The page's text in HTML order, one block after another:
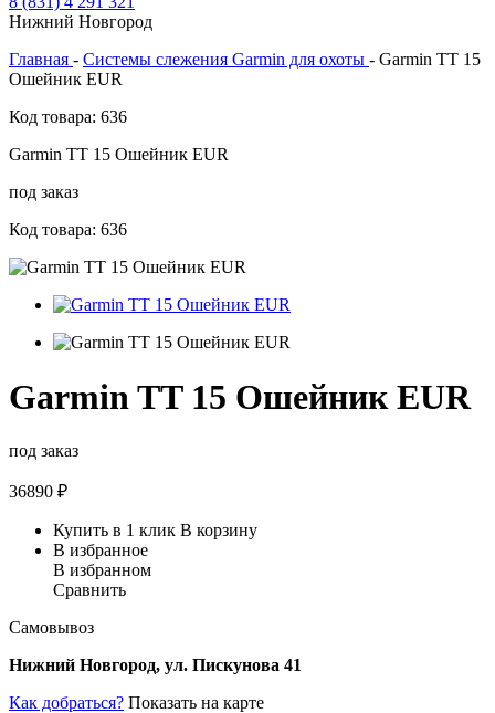
Нижний Новгород
Главная - Системы слежения Garmin для охоты - Garmin TT 15
Ошейник EUR
Код товара: 636
Garmin TT 15 Ошейник EUR
под заказ
Код товара: 636
Garmin TT 15 Ошейник EUR
под заказ
36890 ₽
Купить в 1 клик В корзину
В избранное
В избранном
Сравнить
Самовывоз
Нижний Новгород, ул. Пискунова 41
Как добраться? Показать на карте